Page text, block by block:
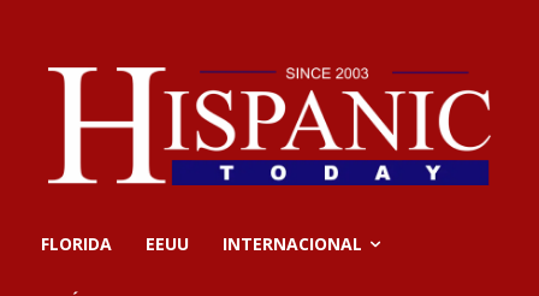
FLORIDA EEUU INTERNACIONAL